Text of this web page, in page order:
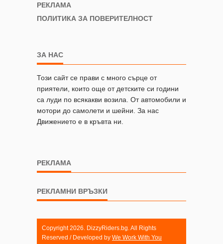
РЕКЛАМА
ПОЛИТИКА ЗА ПОВЕРИТЕЛНОСТ
ЗА НАС
Този сайт се прави с много сърце от
приятели, които още от детските си години
са луди по всякакви возила. От автомобили и
мотори до самолети и шейни. За нас
Движението е в кръвта ни.
РЕКЛАМА
РЕКЛАМНИ ВРЪЗКИ
Copyright 2026. DizzyRiders.bg. All Rights
Reserved / Developed by We Work With You